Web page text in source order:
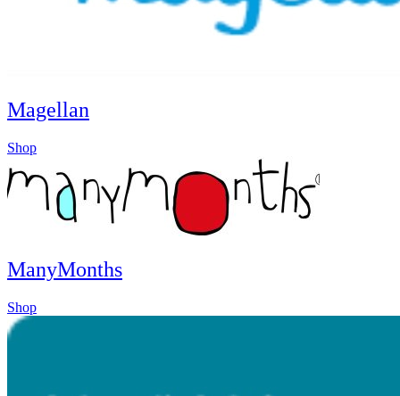
Magellan
Shop
ManyMonths
Shop